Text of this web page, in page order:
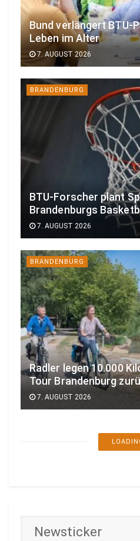
Bund verlängert BTU-
Leben im Alter
7. AUGUST 2026
BRANDENBURG
BTU-Forscher plant
Brandenburgs
7. AUGUST 2026
BRANDENBURG
Radler legen 10.000
Tour Brandenburg
7. AUGUST 2026
Newsticker